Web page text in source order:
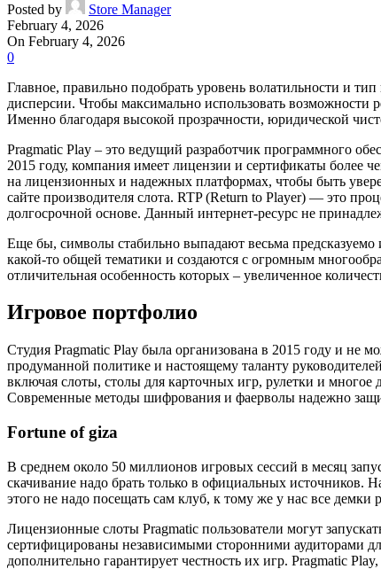
Posted by
Store Manager
February 4, 2026
On February 4, 2026
0
Главное, правильно подобрать уровень волатильности и
дисперсии. Чтобы максимально использовать возможности
Именно благодаря высокой прозрачности, юридической
Pragmatic Play – это ведущий разработчик программного
2015 году, компания имеет лицензии и сертификаты
на лицензионных и надежных платформах, чтобы быть
сайте производителя слота. RTP (Return to Player) — это
долгосрочной основе. Данный интернет-ресурс не
Еще бы, символы стабильно выпадают весьма
какой-то общей тематики и создаются с огромным
отличительная особенность которых – увеличенное
Игровое портфолио
Студия Pragmatic Play была организована в 2015 году и не
продуманной политике и настоящему таланту
включая слоты, столы для карточных игр, рулетки и
Современные методы шифрования и фаерволы надежно
Fortune of giza
В среднем около 50 миллионов игровых сессий в месяц
скачивание надо брать только в официальных источников.
этого не надо посещать сам клуб, к тому же у нас все демки
Лицензионные слоты Pragmatic пользователи могут
сертифицированы независимыми сторонними аудиторами
дополнительно гарантирует честность их игр. Pragmatic